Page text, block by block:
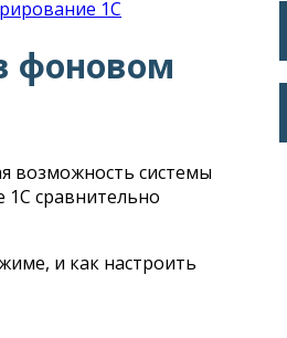
1С
фоновом
возможность системы
сравнительно
и как настроить